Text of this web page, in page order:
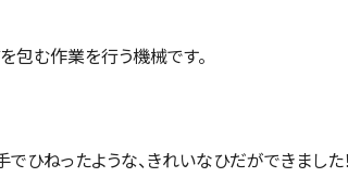
包む作業を行う機械です。
ひねったような、きれいなひだができました！